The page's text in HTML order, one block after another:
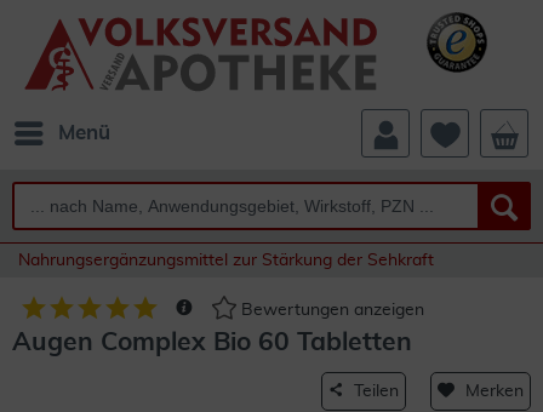
Menü
Nahrungsergänzungsmittel zur Stärkung der Sehkraft
Bewertungen anzeigen
Augen Complex Bio 60 Tabletten
Teilen Merken